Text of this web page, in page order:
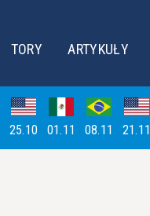
TORY ARTYKUŁY
25.10 01.11 08.11 21.11